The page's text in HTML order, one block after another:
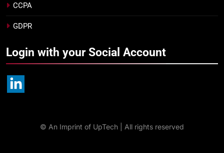
CCPA
GDPR
Login with your Social Account